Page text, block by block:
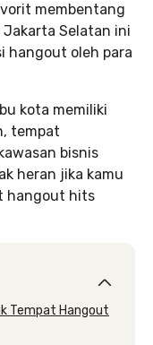
membentang
Selatan ini
hangout oleh para
kota memiliki
tempat
bisnis
heran jika kamu
hangout hits
Tempat Hangout